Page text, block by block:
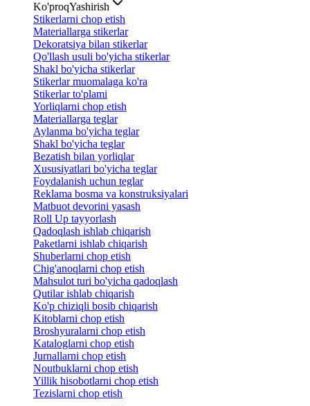
Ko'proqYashirish
Stikerlarni chop etish
Materiallarga stikerlar
Dekoratsiya bilan stikerlar
Qo'llash usuli bo'yicha stikerlar
Shakl bo'yicha stikerlar
Stikerlar muomalaga ko'ra
Stikerlar to'plami
Yorliqlarni chop etish
Materiallarga teglar
Aylanma bo'yicha teglar
Shakl bo'yicha teglar
Bezatish bilan yorliqlar
Xususiyatlari bo'yicha teglar
Foydalanish uchun teglar
Reklama bosma va konstruksiyalari
Matbuot devorini yasash
Roll Up tayyorlash
Qadoqlash ishlab chiqarish
Paketlarni ishlab chiqarish
Shuberlarni chop etish
Chig'anoqlarni chop etish
Mahsulot turi bo'yicha qadoqlash
Qutilar ishlab chiqarish
Ko'p chiziqli bosib chiqarish
Kitoblarni chop etish
Broshyuralarni chop etish
Kataloglarni chop etish
Jurnallarni chop etish
Noutbuklarni chop etish
Yillik hisobotlarni chop etish
Tezislarni chop etish